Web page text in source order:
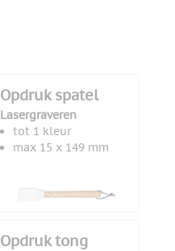
Opdruk spatel
Lasergraveren
tot 1 kleur
max 15 x 149 mm
Opdruk tong